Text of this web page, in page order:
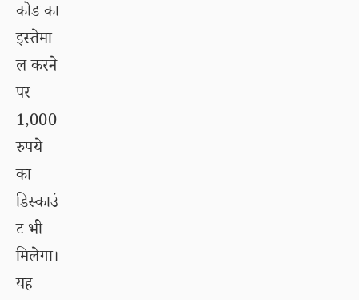
कोड का
इस्तेमा
ल करने
पर
1,000
रुपये
का
डिस्काउं
ट भी
मिलेगा।
यह